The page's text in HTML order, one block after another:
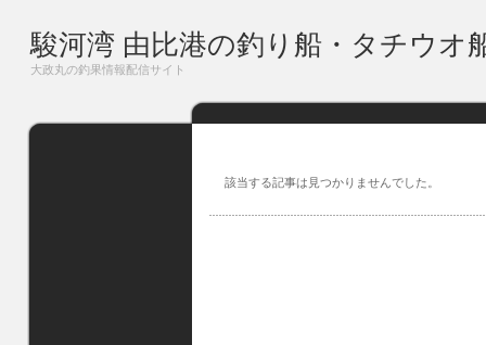
駿河湾 由比港の釣り船・タチウオ
大政丸の釣果情報配信サイト
該当する記事は見つかりませんでした。